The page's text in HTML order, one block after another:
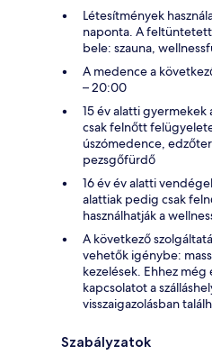
Létesítmények
naponta. A
bele: szauna,
A medence a
– 20:00
15 év alatti
csak felnőtt
úszómedence,
pezsgőfürdő
16 év év alatti
alattiak pedig csak
használhatják a
A következő
vehetők igénybe:
kezelések. Ehhez
kapcsolatot a
visszaigazolásban
Szabályzatok